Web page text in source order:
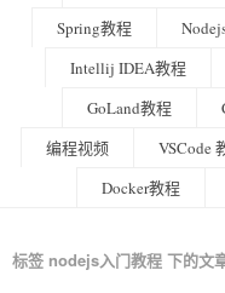
Spring教程
Intellij IDEA教程
GoLand教程
编程视频
VSCode
Docker教程
标签 nodejs入门教程 下的文